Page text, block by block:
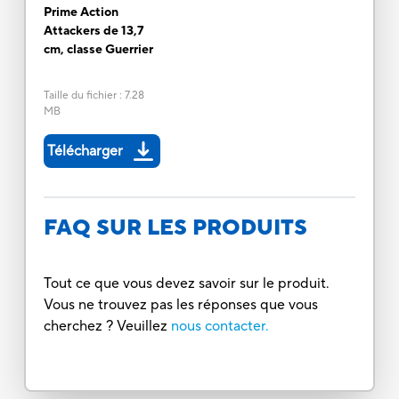
Prime Action
Attackers de 13,7
cm, classe Guerrier
Taille du fichier: 7.28
MB
Télécharger
FAQ SUR LES PRODUITS
Tout ce que vous devez savoir sur le produit.
Vous ne trouvez pas les réponses que vous
cherchez ? Veuillez nous contacter.